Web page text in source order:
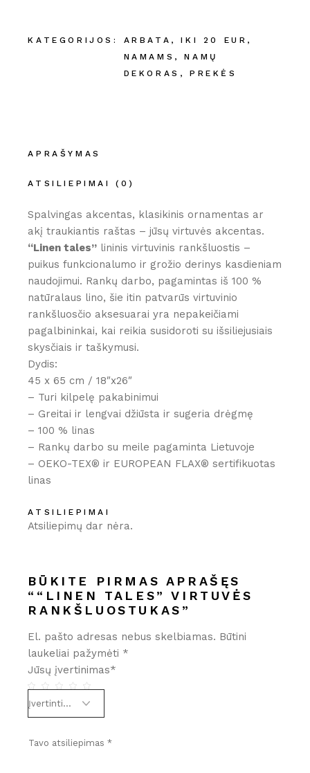
KATEGORIJOS: ARBATA ,IKI 20 EUR ,
NAMAMS ,NAMŲ
DEKORAS , PREKĖS
APRAŠYMAS
ATSILIEPIMAI (0)
Spalvingas akcentas, klasikinis ornamentas ar
akį traukiantis raštas – jūsų virtuvės akcentas.
“Linen tales” lininis virtuvinis rankšluostis –
puikus funkcionalumo ir grožio derinys kasdieniam
naudojimui. Rankų darbo, pagamintas iš 100 %
natūralaus lino, šie itin patvarūs virtuvinio
rankšluosčio aksesuarai yra nepakeičiami
pagalbininkai, kai reikia susidoroti su išsiliejusiais
skysčiais ir taškymusi.
Dydis:
45 x 65 cm / 18″x26″
– Turi kilpelę pakabinimui
– Greitai ir lengvai džiūsta ir sugeria drėgmę
– 100 % linas
– Rankų darbo su meile pagaminta Lietuvoje
– OEKO-TEX® ir EUROPEAN FLAX® sertifikuotas
linas
ATSILIEPIMAI
Atsiliepimų dar nėra.
BŪKITE PIRMAS APRAŠĘS
““LINEN TALES” VIRTUVĖS
RANKŠLUOSTUKAS”
El. pašto adresas nebus skelbiamas. Būtini
laukeliai pažymėti *
Jūsų įvertinimas*